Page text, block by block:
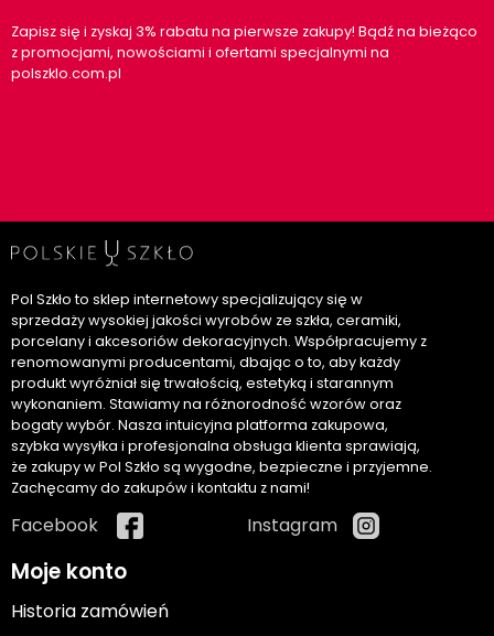
Zapisz się i zyskaj 3% rabatu na pierwsze zakupy! Bądź na bieżąco
z promocjami, nowościami i ofertami specjalnymi na
polszklo.com.pl
Pol Szkło to sklep internetowy specjalizujący się w
sprzedaży wysokiej jakości wyrobów ze szkła, ceramiki,
porcelany i akcesoriów dekoracyjnych. Współpracujemy z
renomowanymi producentami, dbając o to, aby każdy
produkt wyróżniał się trwałością, estetyką i starannym
wykonaniem. Stawiamy na różnorodność wzorów oraz
bogaty wybór. Nasza intuicyjna platforma zakupowa,
szybka wysyłka i profesjonalna obsługa klienta sprawiają,
że zakupy w Pol Szkło są wygodne, bezpieczne i przyjemne.
Zachęcamy do zakupów i kontaktu z nami!
Facebook Instagram
Moje konto
Historia zamówień